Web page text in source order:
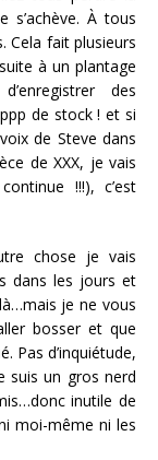
s’achève. À tous
Cela fait plusieurs
à un plantage
des
de stock ! et si
de Steve dans
de XXX, je vais
!!!), c’est
chose je vais
dans les jours et
je ne vous
bosser et que
Pas d’inquiétude,
suis un gros nerd
inutile de
moi-même ni les